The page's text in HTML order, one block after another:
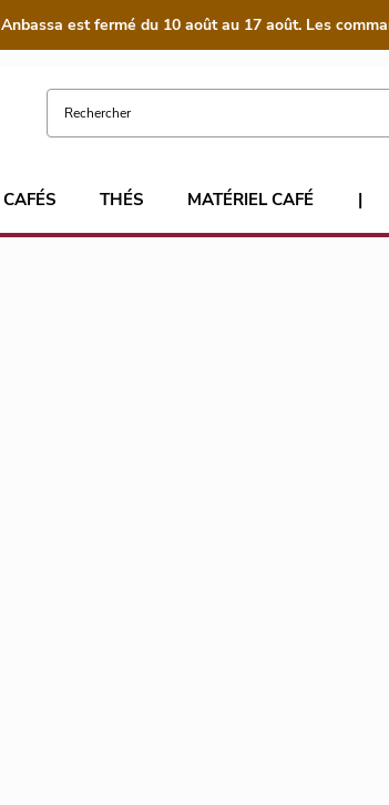
Anbassa est fermé du 10 août au 17 août. Les
CAFÉS THÉS MATÉRIEL CAFÉ |